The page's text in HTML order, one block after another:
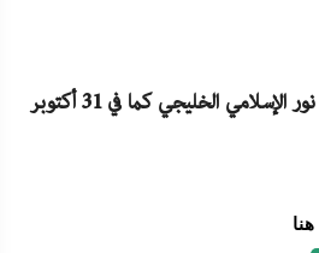
المعلومات الشهرية لصندوق نور الإسلامي الخليجي كما في 31 أكتوبر
هنا